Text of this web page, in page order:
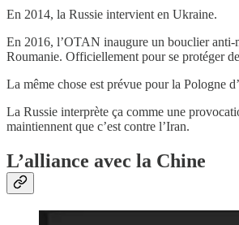
En 2014, la Russie intervient en Ukraine.
En 2016, l’OTAN inaugure un bouclier anti-
Roumanie. Officiellement pour se protéger
La même chose est prévue pour la Pologne
La Russie interprète ça comme une
maintiennent que c’est contre l’Iran.
L’alliance avec la Chine